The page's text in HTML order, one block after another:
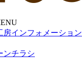
房インフォメーション
ンチラシ